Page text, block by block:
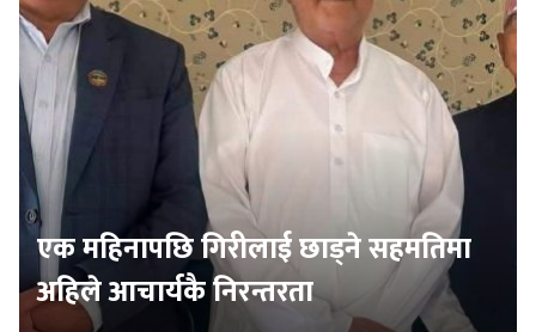
एक महिनापछि गिरीलाई छाड्ने सहमतिमा
अहिले आचार्यकै निरन्तरता